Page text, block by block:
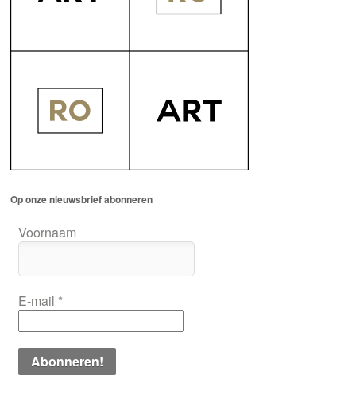
Op onze nieuwsbrief abonneren
Voornaam
E-mail *